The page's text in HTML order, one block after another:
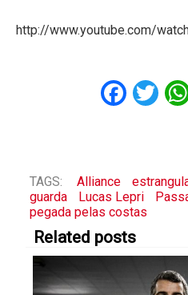
http://www.youtube.com/
TAGS: Alliance
guarda
Lucas Lepri
pegada pelas costas
Related posts